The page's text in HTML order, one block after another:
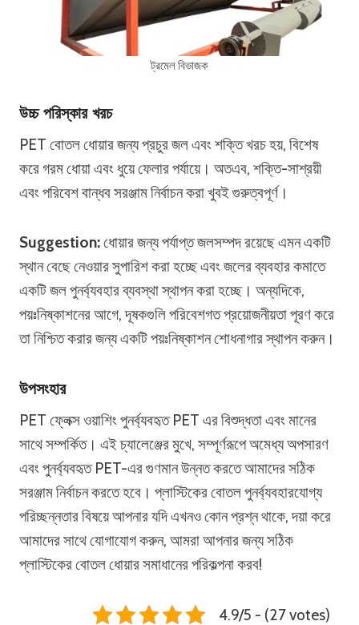
ট্রমেল বিভাজক
উচ্চ পরিস্কার খরচ
PET বোতল ধোয়ার জন্য প্রচুর জল এবং শক্তি খরচ হয়, বিশেষ
করে গরম ধোয়া এবং ধুয়ে ফেলার পর্যায়ে। অতএব, শক্তি-সাশ্রয়ী
এবং পরিবেশ বান্ধব সরঞ্জাম নির্বাচন করা খুবই গুরুত্বপূর্ণ।
Suggestion:ধোয়ার জন্য পর্যাপ্ত জলসম্পদ রয়েছে এমন একটি
স্থান বেছে নেওয়ার সুপারিশ করা হচ্ছে এবং জলের ব্যবহার কমাতে
একটি জল পুনর্ব্যবহার ব্যবস্থা স্থাপন করা হচ্ছে। অন্যদিকে,
পয়ঃনিষ্কাশনের আগে, দূষকগুলি পরিবেশগত প্রয়োজনীয়তা পূরণ করে
তা নিশ্চিত করার জন্য একটি পয়ঃনিষ্কাশন শোধনাগার স্থাপন করুন।
উপসংহার
PET ফ্লেক্স ওয়াশিং পুনর্ব্যবহৃত PET এর বিশুদ্ধতা এবং মানের
সাথে সম্পর্কিত। এই চ্যালেঞ্জের মুখে, সম্পূর্ণরূপে অমেধ্য অপসারণ
এবং পুনর্ব্যবহৃত PET-এর গুণমান উন্নত করতে আমাদের সঠিক
সরঞ্জাম নির্বাচন করতে হবে। প্লাস্টিকের বোতল পুনর্ব্যবহারযোগ্য
পরিচ্ছন্নতার বিষয়ে আপনার যদি এখনও কোন প্রশ্ন থাকে, দয়া করে
আমাদের সাথে যোগাযোগ করুন, আমরা আপনার জন্য সঠিক
প্লাস্টিকের বোতল ধোয়ার সমাধানের পরিকল্পনা করব!
4.9/5 - (27 votes)